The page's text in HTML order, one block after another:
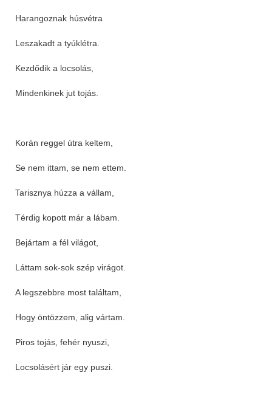
Harangoznak húsvétra
Leszakadt a tyúklétra.
Kezdődik a locsolás,
Mindenkinek jut tojás.
Korán reggel útra keltem,
Se nem ittam, se nem ettem.
Tarisznya húzza a vállam,
Térdig kopott már a lábam.
Bejártam a fél világot,
Láttam sok-sok szép virágot.
A legszebbre most találtam,
Hogy öntözzem, alig vártam.
Piros tojás, fehér nyuszi,
Locsolásért jár egy puszi.